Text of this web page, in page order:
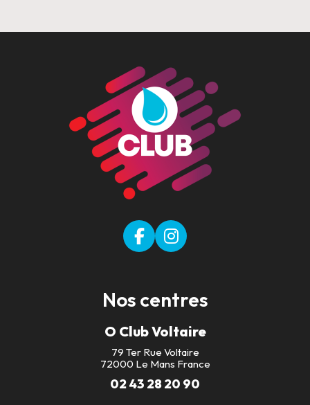
Nos centres
O Club Voltaire
79 Ter Rue Voltaire
72000 Le Mans France
02 43 28 20 90